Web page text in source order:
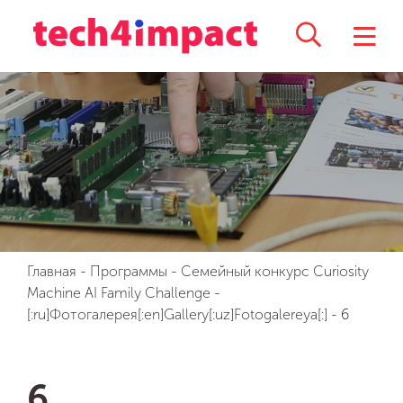
Главная - Программы - Семейный конкурс Curiosity
Machine AI Family Challenge -
[:ru]Фотогалерея[:en]Gallery[:uz]Fotogalereya[:] - 6